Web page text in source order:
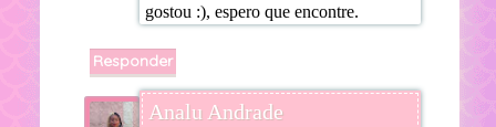
gostou :), espero que encontre.
Responder
Analu Andrade